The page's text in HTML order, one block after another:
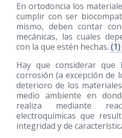
En ortodoncia los
cumplir con ser
mismo, deben contar
mecánicas, las cuales
con la que estén hechas. (1)
Hay que considerar que
corrosión (a excepción de
deterioro de los
medio ambiente en
realiza mediante
electroquímicas que
integridad y de